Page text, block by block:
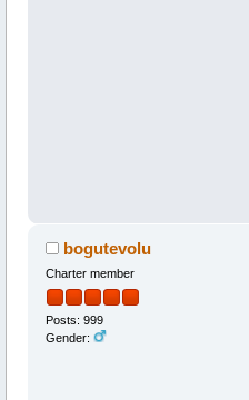
bogutevolu
Charter member
Posts: 999
Gender: